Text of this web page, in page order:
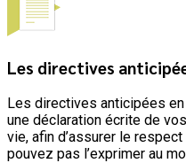
Les directives
Les directives anticipées
une déclaration écrite de
vie, afin d’assurer le
pouvez pas l’exprimer au